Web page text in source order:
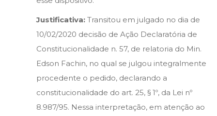
Justificativa: Transitou em julgado no dia de
10/02/2020 decisão de Ação Declaratória de
Constitucionalidade n. 57, de relatoria do Min.
Edson Fachin, no qual se julgou integralmente
procedente o pedido, declarando a
constitucionalidade do art. 25, § 1º, da Lei nº
8.987/95. Nessa interpretação, em atenção ao